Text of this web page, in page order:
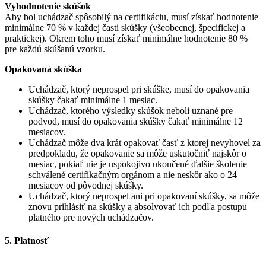
Vyhodnotenie skúšok
Aby bol uchádzač spôsobilý na certifikáciu, musí získať hodnotenie
minimálne 70 % v každej časti skúšky (všeobecnej, špecifickej a
praktickej). Okrem toho musí získať minimálne hodnotenie 80 %
pre každú skúšanú vzorku.
Opakovaná skúška
Uchádzač, ktorý neprospel pri skúške, musí do opakovania
skúšky čakať minimálne 1 mesiac.
Uchádzač, ktorého výsledky skúšok neboli uznané pre
podvod, musí do opakovania skúšky čakať minimálne 12
mesiacov.
Uchádzač môže dva krát opakovať časť z ktorej nevyhovel za
predpokladu, že opakovanie sa môže uskutočniť najskôr o
mesiac, pokiaľ nie je uspokojivo ukončené ďalšie školenie
schválené certifikačným orgánom a nie neskôr ako o 24
mesiacov od pôvodnej skúšky.
Uchádzač, ktorý neprospel ani pri opakovaní skúšky, sa môže
znovu prihlásiť na skúšky a absolvovať ich podľa postupu
platného pre nových uchádzačov.
5. Platnosť